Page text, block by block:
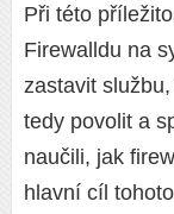
Při této
Firewalldu na
zastavit
tedy povolit a
naučili, jak
hlavní cíl